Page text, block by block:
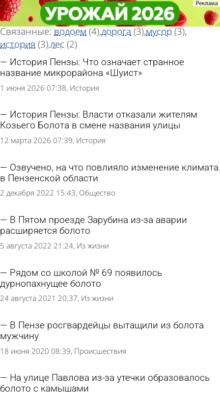
«Болото»
Тег новостей
Всего найдено 35 новостей
Связанные: водоем (4)дорога (3)мусор(3)
история (3)лес(2)
История Пензы: Что означает странное
название микрорайона «Шуист»
1 июня 2026 07:38 История
История Пензы: Власти отказали жителям
Козьего Болота в смене названия улицы
12 марта 2026 07:39 История
Озвучено, на что повлияло изменение климата
в Пензенской области
2 декабря 2022 15:43 Общество
В Пятом проезде Зарубина из-за аварии
расширяется болото
5 августа 2022 21:24 Из жизни
Рядом со школой № 69 появилось
дурнопахнущее болото
24 августа 2021 20:37 Из жизни
В Пензе росгвардейцы вытащили из болота
мужчину
18 июня 2020 08:39 Происшествия
На улице Павлова из-за утечки образовалось
болото с камышами
«Болото»
Тег новостей